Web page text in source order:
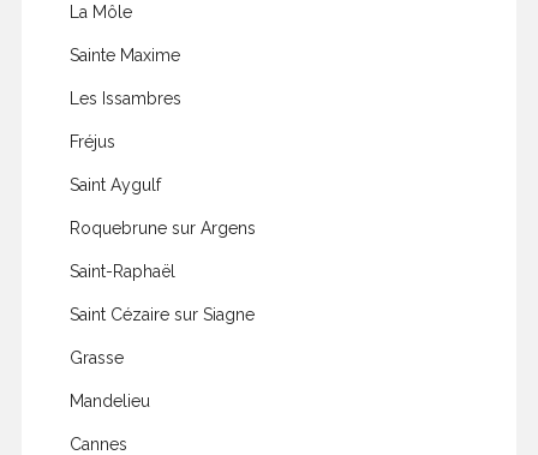
La Môle
Sainte Maxime
Les Issambres
Fréjus
Saint Aygulf
Roquebrune sur Argens
Saint-Raphaël
Saint Cézaire sur Siagne
Grasse
Mandelieu
Cannes